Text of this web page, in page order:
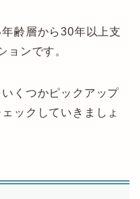
齢層から30年以上支
ョンです。
くつかピックアップ
ックしていきましょ